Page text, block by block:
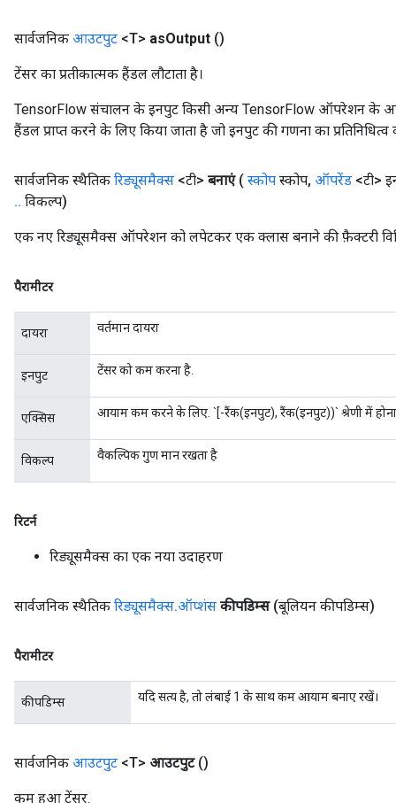
सार्वजनिक आउटपुट <T> asOutput ()
टेंसर का प्रतीकात्मक हैंडल लौटाता है।
TensorFlow संचालन के इनपुट किसी अन्य TensorFlow ऑपरेशन के
हैंडल प्राप्त करने के लिए किया जाता है जो इनपुट की गणना का प्रतिनिधित्व
सार्वजनिक स्थैतिक रिड्यूसमैक्स <टी> बनाएं ( स्कोप स्कोप, ऑपरेंड <टी>
.. विकल्प)
एक नए रिड्यूसमैक्स ऑपरेशन को लपेटकर एक क्लास बनाने की फ़ैक्टरी
पैरामीटर
दायरा वर्तमान दायरा
इनपुट टेंसर को कम करना है.
एक्सिस आयाम कम करने के लिए. `[-रैंक(इनपुट), रैंक(इनपुट))` श्रेणी में होना
विकल्प वैकल्पिक गुण मान रखता है
रिटर्न
रिड्यूसमैक्स का एक नया उदाहरण
सार्वजनिक स्थैतिक रिड्यूसमैक्स.ऑप्शंस कीपडिम्स (बूलियन कीपडिम्स)
पैरामीटर
कीपडिम्स यदि सत्य है, तो लंबाई 1 के साथ कम आयाम बनाए रखें।
सार्वजनिक आउटपुट <T> आउटपुट ()
कम हुआ टेंसर.